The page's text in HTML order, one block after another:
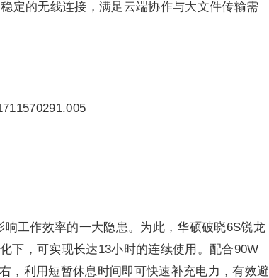
定的无线连接，满足云端协作与大文件传输需
工作效率的一大隐患。为此，华硕破晓6S锐龙
下，可实现长达13小时的连续使用。配合90W
，利用短暂休息时间即可快速补充电力，有效避